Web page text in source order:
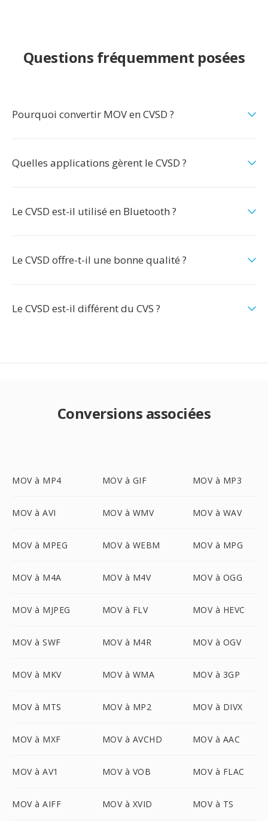
Questions fréquemment posées
Pourquoi convertir MOV en CVSD ?
Quelles applications gèrent le CVSD ?
Le CVSD est-il utilisé en Bluetooth ?
Le CVSD offre-t-il une bonne qualité ?
Le CVSD est-il différent du CVS ?
Conversions associées
MOV à MP4 MOV à GIF MOV à MP3
MOV à AVI MOV à WMV MOV à WAV
MOV à MPEG MOV à WEBM MOV à MPG
MOV à M4A MOV à M4V MOV à OGG
MOV à MJPEG MOV à FLV MOV à HEVC
MOV à SWF MOV à M4R MOV à OGV
MOV à MKV MOV à WMA MOV à 3GP
MOV à MTS MOV à MP2 MOV à DIVX
MOV à MXF MOV à AVCHD MOV à AAC
MOV à AV1 MOV à VOB MOV à FLAC
MOV à AIFF MOV à XVID MOV à TS